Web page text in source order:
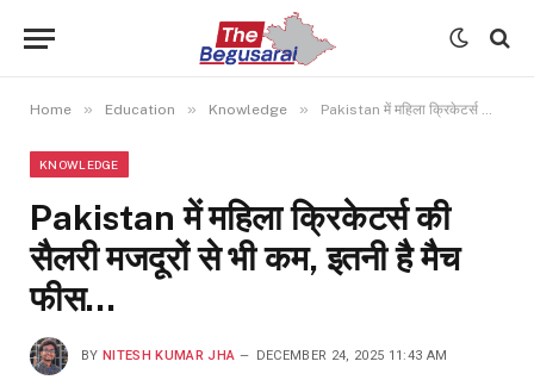
Home » Education » Knowledge » Pakistan में महिला क्रिकेटर्स की सैलरी मजदूरों से भी कम, इतनी है मैच फीस…
KNOWLEDGE
Pakistan में महिला क्रिकेटर्स की
सैलरी मजदूरों से भी कम, इतनी है मैच
फीस…
BY NITESH KUMAR JHA DECEMBER 24, 2025 11:43 AM